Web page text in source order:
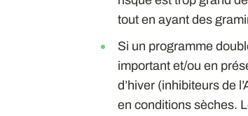
tout en ayant des
Si un programme
important et/ou en
d’hiver (inhibiteurs de
en conditions sèches.